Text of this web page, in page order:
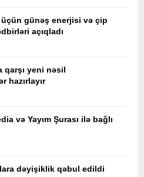
üçün günəş enerjisi və çip
açıqladı
qarşı yeni nəsil
hazırlayır
və Yayım Şurası ilə bağlı
dəyişiklik qəbul edildi